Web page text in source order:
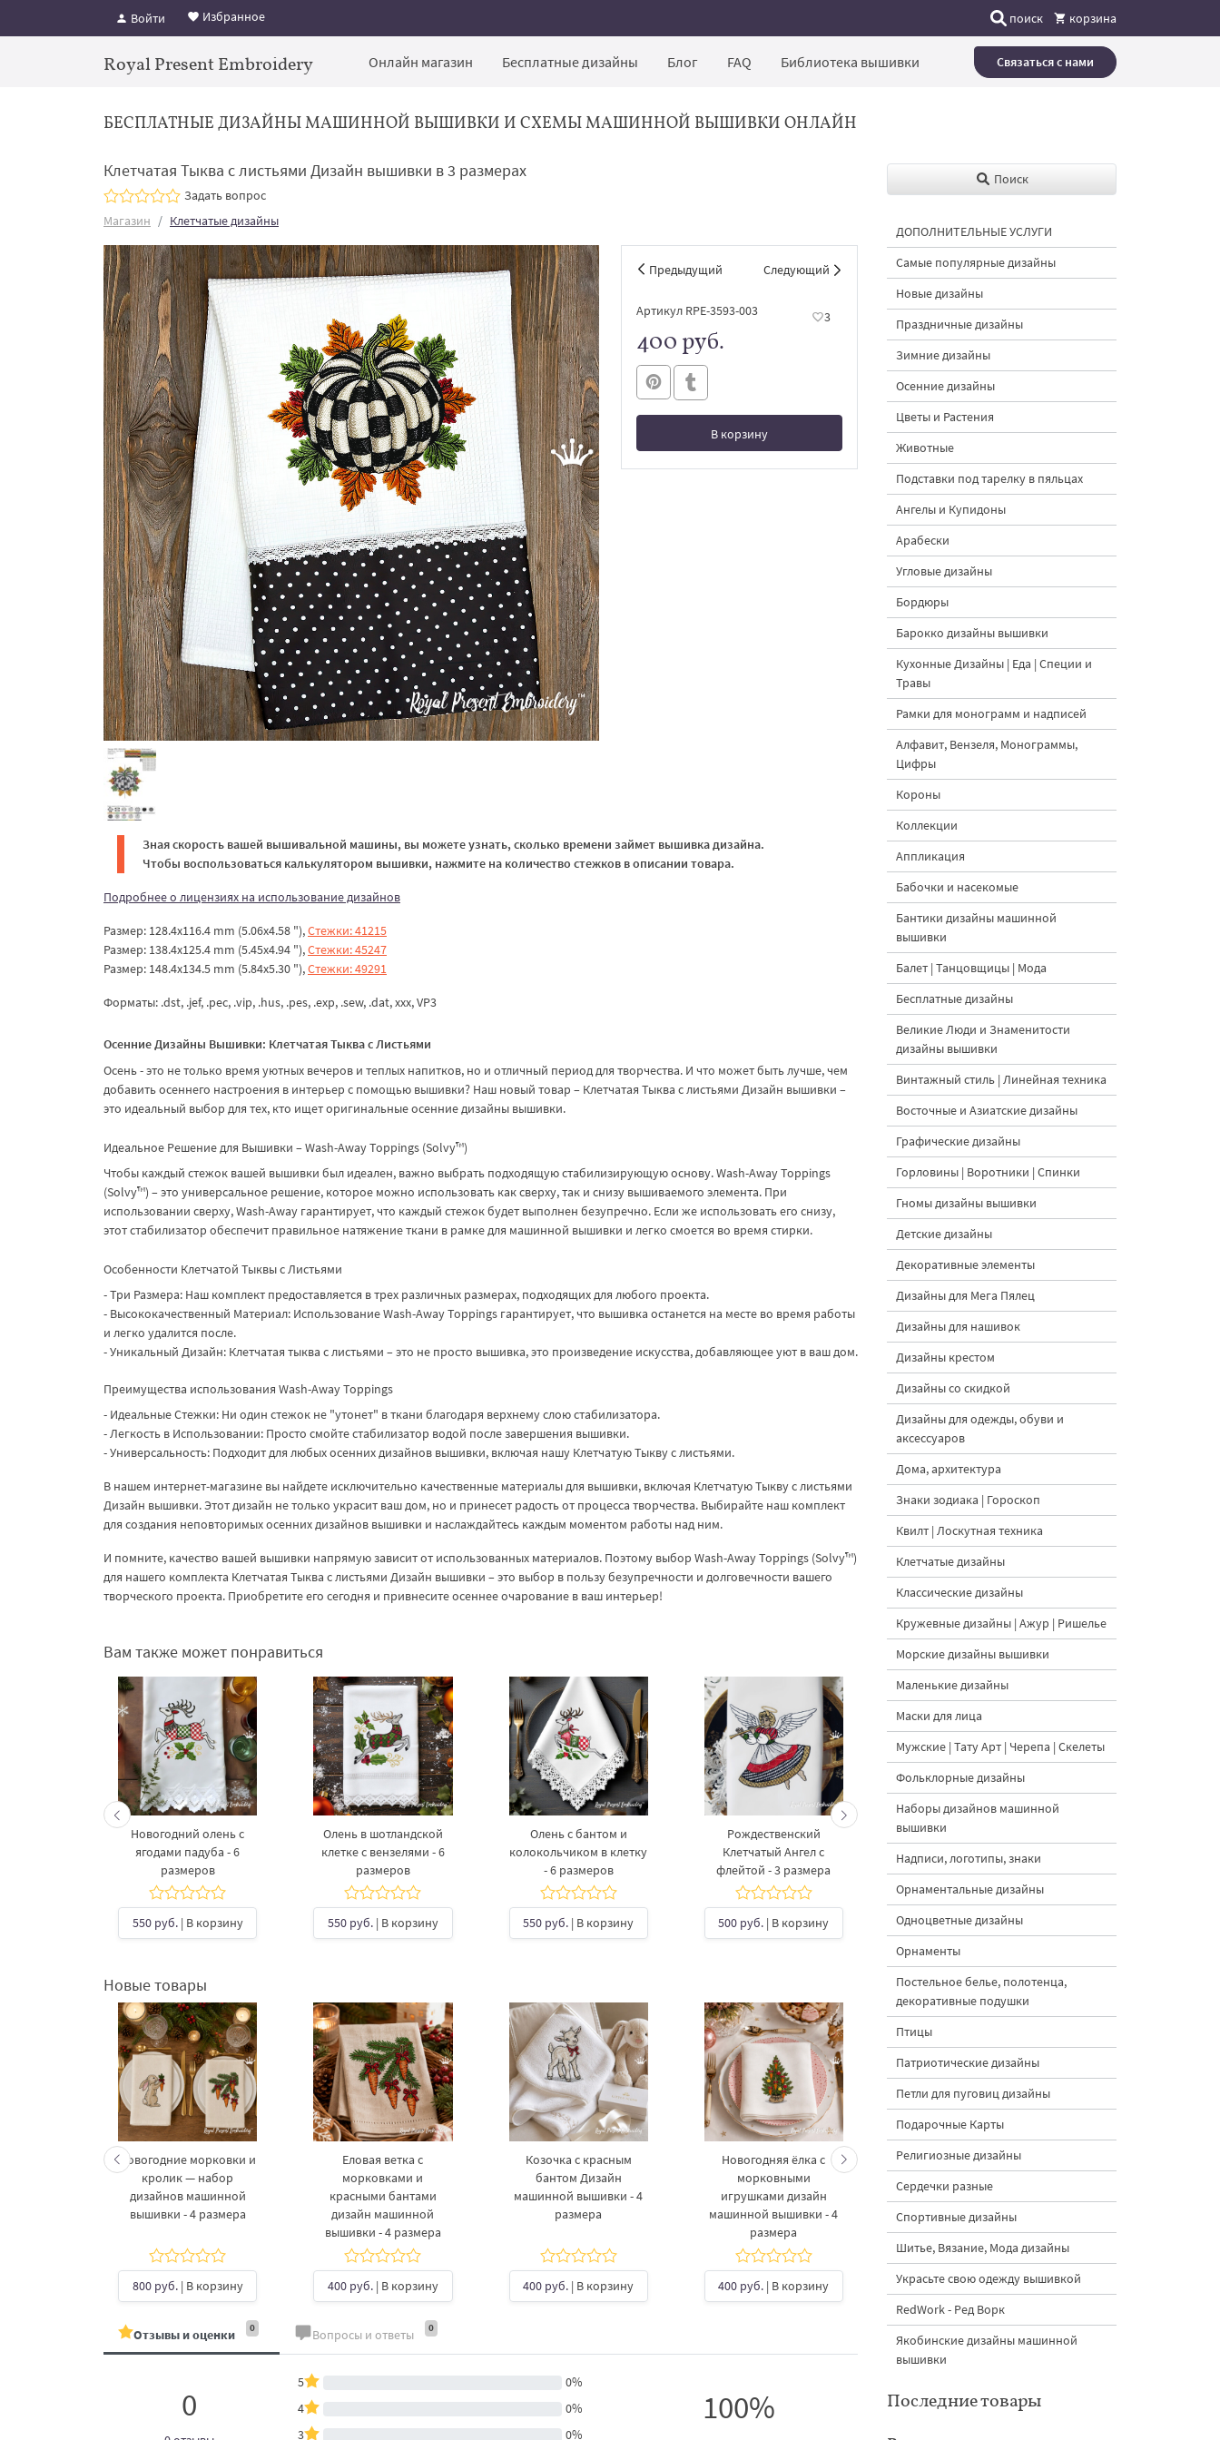
Войти Избранное поиск корзина
Royal Present Embroidery Онлайн магазин Бесплатные дизайны Блог FAQ Библиотека вышивки Связаться с нами
БЕСПЛАТНЫЕ ДИЗАЙНЫ МАШИННОЙ ВЫШИВКИ И СХЕМЫ МАШИННОЙ ВЫШИВКИ ОНЛАЙН
Клетчатая Тыква с листьями Дизайн вышивки в 3 размерах
Задать вопрос
Магазин
Клетчатые дизайны
Предыдущий Следующий
Артикул RPE-3593-003 3
400 руб.
В корзину
В корзине
Зная скорость вашей вышивальной машины, вы можете узнать, сколько времени займет вышивка дизайна.
Чтобы воспользоваться калькулятором вышивки, нажмите на количество стежков в описании товара.
Подробнее о лицензиях на использование дизайнов
Размер: 128.4x116.4 mm (5.06x4.58 "),Стежки: 41215
Размер: 138.4x125.4 mm (5.45x4.94 "),Стежки: 45247
Размер: 148.4x134.5 mm (5.84x5.30 "),Стежки: 49291
Форматы: .dst, .jef, .pec, .vip, .hus, .pes, .exp, .sew, .dat, xxx, VP3
Осенние Дизайны Вышивки: Клетчатая Тыква с Листьями
Осень - это не только время уютных вечеров и теплых напитков, но и отличный период для творчества. И что может быть лучше, чем
добавить осеннего настроения в интерьер с помощью вышивки? Наш новый товар – Клетчатая Тыква с листьями Дизайн вышивки –
это идеальный выбор для тех, кто ищет оригинальные осенние дизайны вышивки.
Идеальное Решение для Вышивки – Wash-Away Toppings (Solvy™)
Чтобы каждый стежок вашей вышивки был идеален, важно выбрать подходящую стабилизирующую основу. Wash-Away Toppings
(Solvy™) – это универсальное решение, которое можно использовать как сверху, так и снизу вышиваемого элемента. При
использовании сверху, Wash-Away гарантирует, что каждый стежок будет выполнен безупречно. Если же использовать его снизу,
этот стабилизатор обеспечит правильное натяжение ткани в рамке для машинной вышивки и легко смоется во время стирки.
Особенности Клетчатой Тыквы с Листьями
- Три Размера: Наш комплект предоставляется в трех различных размерах, подходящих для любого проекта.
- Высококачественный Материал: Использование Wash-Away Toppings гарантирует, что вышивка останется на месте во время работы
и легко удалится после.
- Уникальный Дизайн: Клетчатая тыква с листьями – это не просто вышивка, это произведение искусства, добавляющее уют в ваш дом.
Преимущества использования Wash-Away Toppings
- Идеальные Стежки: Ни один стежок не "утонет" в ткани благодаря верхнему слою стабилизатора.
- Легкость в Использовании: Просто смойте стабилизатор водой после завершения вышивки.
- Универсальность: Подходит для любых осенних дизайнов вышивки, включая нашу Клетчатую Тыкву с листьями.
В нашем интернет-магазине вы найдете исключительно качественные материалы для вышивки, включая Клетчатую Тыкву с листьями
Дизайн вышивки. Этот дизайн не только украсит ваш дом, но и принесет радость от процесса творчества. Выбирайте наш комплект
для создания неповторимых осенних дизайнов вышивки и наслаждайтесь каждым моментом работы над ним.
И помните, качество вашей вышивки напрямую зависит от использованных материалов. Поэтому выбор Wash-Away Toppings (Solvy™)
для нашего комплекта Клетчатая Тыква с листьями Дизайн вышивки – это выбор в пользу безупречности и долговечности вашего
творческого проекта. Приобретите его сегодня и привнесите осеннее очарование в ваш интерьер!
Вам также может понравиться
Новогодний олень с
ягодами падуба - 6
размеров
550 руб.| В корзину
Олень в шотландской
клетке с вензелями - 6
размеров
550 руб.| В корзину
Олень с бантом и
колокольчиком в клетку
- 6 размеров
550 руб. | В корзину
Рождественский
Клетчатый Ангел с
флейтой - 3 размера
500 руб. | В корзину
Клетчатый
Рождественский Ангел с
горном - 3 размера
500 руб.| В корзину
Новые товары
Новогодние морковки и
кролик — набор
дизайнов машинной
вышивки - 4 размера
800 руб.| В корзину
Еловая ветка с
морковками и
красными бантами
дизайн машинной
вышивки - 4 размера
400 руб.| В корзину
Козочка с красным
бантом Дизайн
машинной вышивки - 4
размера
400 руб. | В корзину
Новогодняя ёлка с
морковными
игрушками дизайн
машинной вышивки - 4
размера
400 руб. | В корзину
Кролик украшает ёлку
машинной вышивки - 3
размера
500 руб.| В корзину
вышивки - 3
Отзывы и оценки 0 Вопросы и ответы 0
0
5
0%
4
0%
3
0%
100%
Поиск
ДОПОЛНИТЕЛЬНЫЕ УСЛУГИ
Самые популярные дизайны
Новые дизайны
Праздничные дизайны
Зимние дизайны
Осенние дизайны
Цветы и Растения
Животные
Подставки под тарелку в пяльцах
Ангелы и Купидоны
Арабески
Угловые дизайны
Бордюры
Барокко дизайны вышивки
Кухонные Дизайны | Еда | Специи и
Травы
Рамки для монограмм и надписей
Алфавит, Вензеля, Монограммы,
Цифры
Короны
Коллекции
Аппликация
Бабочки и насекомые
Бантики дизайны машинной
вышивки
Балет | Танцовщицы | Мода
Бесплатные дизайны
Великие Люди и Знаменитости
дизайны вышивки
Винтажный стиль | Линейная техника
Восточные и Азиатские дизайны
Графические дизайны
Горловины | Воротники | Спинки
Гномы дизайны вышивки
Детские дизайны
Декоративные элементы
Дизайны для Мега Пялец
Дизайны для нашивок
Дизайны крестом
Дизайны со скидкой
Дизайны для одежды, обуви и
аксессуаров
Дома, архитектура
Знаки зодиака | Гороскоп
Квилт | Лоскутная техника
Клетчатые дизайны
Классические дизайны
Кружевные дизайны | Ажур | Ришелье
Морские дизайны вышивки
Маленькие дизайны
Маски для лица
Мужские | Тату Арт | Черепа | Скелеты
Фольклорные дизайны
Наборы дизайнов машинной
вышивки
Надписи, логотипы, знаки
Орнаментальные дизайны
Одноцветные дизайны
Орнаменты
Постельное белье, полотенца,
декоративные подушки
Птицы
Патриотические дизайны
Петли для пуговиц дизайны
Подарочные Карты
Религиозные дизайны
Сердечки разные
Спортивные дизайны
Шитье, Вязание, Мода дизайны
Украсьте свою одежду вышивкой
RedWork - Ред Ворк
Якобинские дизайны машинной
вышивки
Последние товары